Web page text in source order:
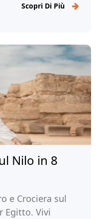
Scopri Di Più
Nilo in 8
e Crociera sul
Egitto. Vivi